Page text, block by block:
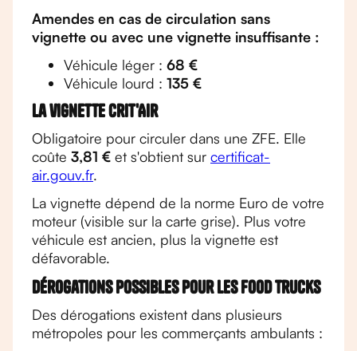
Amendes en cas de circulation sans
vignette ou avec une vignette insuffisante :
Véhicule léger : 68 €
Véhicule lourd : 135 €
La vignette Crit'Air
Obligatoire pour circuler dans une ZFE. Elle
coûte 3,81 € et s'obtient sur certificat-
air.gouv.fr.
La vignette dépend de la norme Euro de votre
moteur (visible sur la carte grise). Plus votre
véhicule est ancien, plus la vignette est
défavorable.
Dérogations possibles pour les food trucks
Des dérogations existent dans plusieurs
métropoles pour les commerçants ambulants :